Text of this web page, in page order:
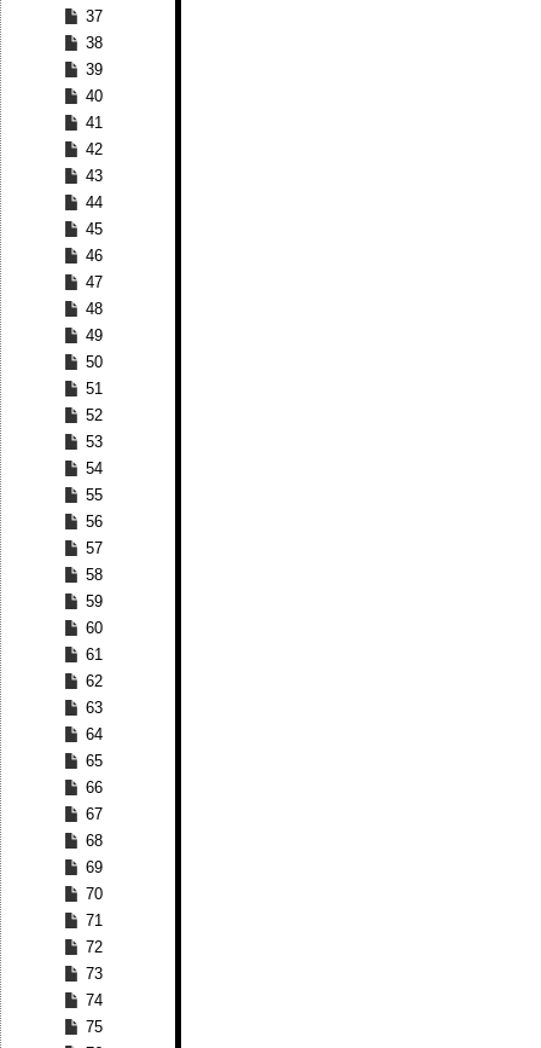
37
38
39
40
41
42
43
44
45
46
47
48
49
50
51
52
53
54
55
56
57
58
59
60
61
62
63
64
65
66
67
68
69
70
71
72
73
74
75